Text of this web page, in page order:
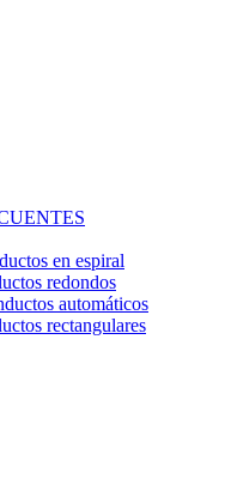
en espiral
redondos
automáticos
rectangulares